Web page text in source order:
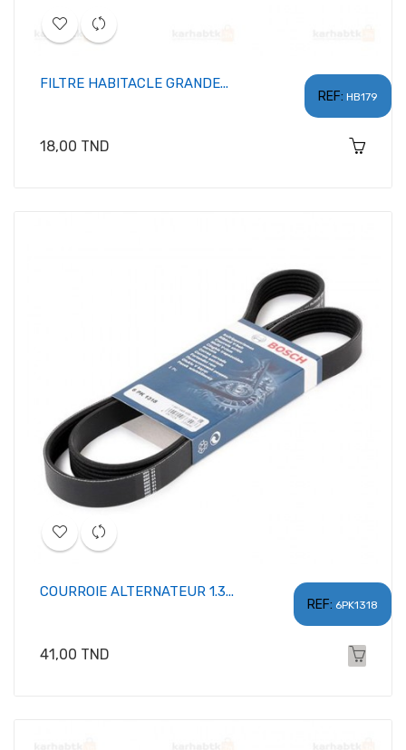
REF: HB179
FILTRE HABITACLE GRANDE...
Prix
18,00 TND
REF: 6PK1318
COURROIE ALTERNATEUR 1.3...
Prix
41,00 TND